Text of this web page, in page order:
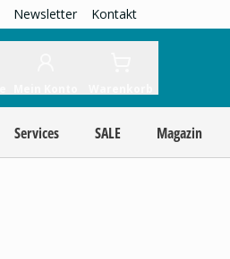
Newsletter Kontakt
Services SALE Magazin